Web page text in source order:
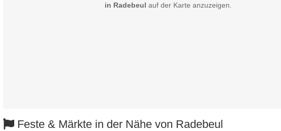
in Radebeul auf der Karte anzuzeigen.
Feste & Märkte in der Nähe von Radebeul